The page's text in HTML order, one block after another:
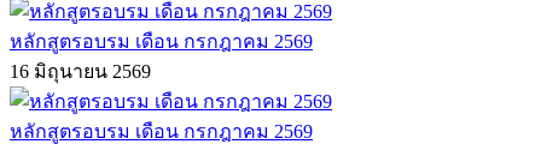
หลักสูตรอบรม เดือน กรกฎาคม 2569
16 มิถุนายน 2569
หลักสูตรอบรม เดือน กรกฎาคม 2569